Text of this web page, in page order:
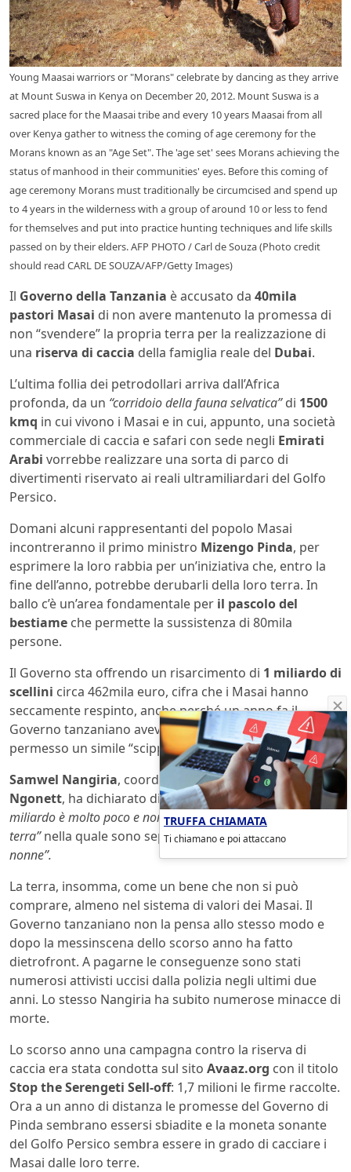
Young Maasai warriors or "Morans" celebrate by dancing as they arrive
at Mount Suswa in Kenya on December 20, 2012. Mount Suswa is a
sacred place for the Maasai tribe and every 10 years Maasai from all
over Kenya gather to witness the coming of age ceremony for the
Morans known as an "Age Set". The 'age set' sees Morans achieving the
status of manhood in their communities' eyes. Before this coming of
age ceremony Morans must traditionally be circumcised and spend up
to 4 years in the wilderness with a group of around 10 or less to fend
for themselves and put into practice hunting techniques and life skills
passed on by their elders. AFP PHOTO / Carl de Souza (Photo credit
should read CARL DE SOUZA/AFP/Getty Images)
Il Governo della Tanzania è accusato da 40mila
pastori Masai di non avere mantenuto la promessa di
non “svendere” la propria terra per la realizzazione di
una riserva di caccia della famiglia reale del Dubai.
L’ultima follia dei petrodollari arriva dall’Africa
profonda, da un “corridoio della fauna selvatica”di 1500
kmq in cui vivono i Masai e in cui, appunto, una società
commerciale di caccia e safari con sede negli Emirati
Arabi vorrebbe realizzare una sorta di parco di
divertimenti riservato ai reali ultramiliardari del Golfo
Persico.
Domani alcuni rappresentanti del popolo Masai
incontreranno il primo ministro Mizengo Pinda, per
esprimere la loro rabbia per un’iniziativa che, entro la
fine dell’anno, potrebbe derubarli della loro terra. In
ballo c’è un’area fondamentale per il pascolo del
bestiame che permette la sussistenza di 80mila
persone.
Il Governo sta offrendo un risarcimento di 1 miliardo di
scellini circa 462mila euro, cifra che i Masai hanno
seccamente respinto, anche perché un anno fa il
Governo tanzaniano aveva detto che non avrebbe
permesso un simile “scippo”.
Samwel Nangiria, coordinatore dell’associazione locale
Ngonett, ha dichiarato di sentirsi tradito e che
“un
miliardo è molto poco e non si può confrontare con quella
terra”nella quale sono sepolte“le loro madri e le loro
nonne”.
La terra, insomma, come un bene che non si può
comprare, almeno nel sistema di valori dei Masai. Il
Governo tanzaniano non la pensa allo stesso modo e
dopo la messinscena dello scorso anno ha fatto
dietrofront. A pagarne le conseguenze sono stati
numerosi attivisti uccisi dalla polizia negli ultimi due
anni. Lo stesso Nangiria ha subito numerose minacce di
morte.
Lo scorso anno una campagna contro la riserva di
caccia era stata condotta sul sito Avaaz.org con il titolo
Stop the Serengeti Sell-off: 1,7 milioni le firme raccolte.
Ora a un anno di distanza le promesse del Governo di
Pinda sembrano essersi sbiadite e la moneta sonante
del Golfo Persico sembra essere in grado di cacciare i
Masai dalle loro terre.
TRUFFA CHIAMATA
Ti chiamano e poi attaccano